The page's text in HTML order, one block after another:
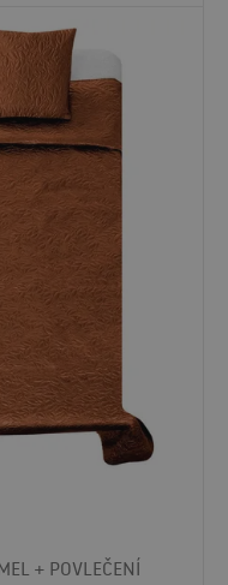
+ POVLEČENÍ